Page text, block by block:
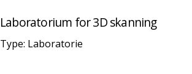
Laboratorium for 3D skanning
Type: Laboratorie